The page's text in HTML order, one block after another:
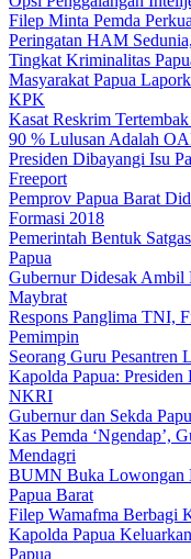
Filep Minta Pemda
Peringatan HAM
Tingkat Kriminalitas
Masyarakat Papua
KPK
Kasat Reskrim
90 % Lulusan Adalah
Presiden Dibayangi Isu
Freeport
Pemprov Papua Barat
Formasi 2018
Pemerintah Bentuk
Papua
Gubernur Didesak Ambil
Maybrat
Respons Panglima TNI,
Pemimpin
Seorang Guru Pesantren
Kapolda Papua:
NKRI
Gubernur dan Sekda
Kas Pemda ‘Ngendap’,
Mendagri
BUMN Buka Lowongan
Papua Barat
Filep Wamafma Berbagi
Kapolda Papua
Papua